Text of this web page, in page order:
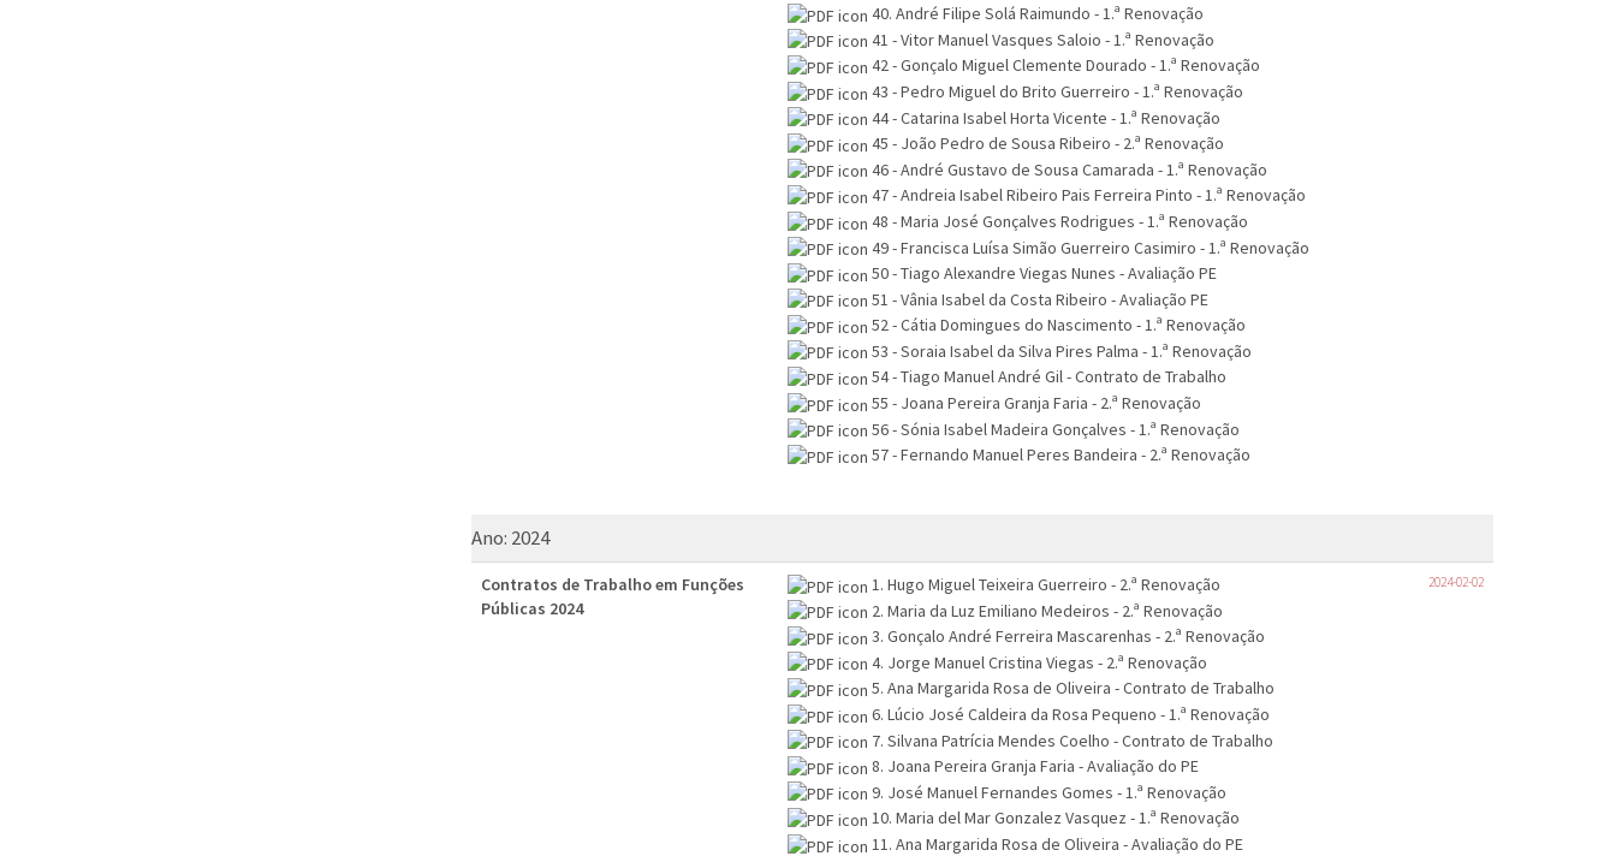
40. André Filipe Solá Raimundo - 1.ª Renovação
41 - Vitor Manuel Vasques Saloio - 1.ª Renovação
42 - Gonçalo Miguel Clemente Dourado - 1.ª Renovação
43 - Pedro Miguel do Brito Guerreiro - 1.ª Renovação
44 - Catarina Isabel Horta Vicente - 1.ª Renovação
45 - João Pedro de Sousa Ribeiro - 2.ª Renovação
46 - André Gustavo de Sousa Camarada - 1.ª Renovação
47 - Andreia Isabel Ribeiro Pais Ferreira Pinto - 1.ª Renovação
48 - Maria José Gonçalves Rodrigues - 1.ª Renovação
49 - Francisca Luísa Simão Guerreiro Casimiro - 1.ª Renovação
50 - Tiago Alexandre Viegas Nunes - Avaliação PE
51 - Vânia Isabel da Costa Ribeiro - Avaliação PE
52 - Cátia Domingues do Nascimento - 1.ª Renovação
53 - Soraia Isabel da Silva Pires Palma - 1.ª Renovação
54 - Tiago Manuel André Gil - Contrato de Trabalho
55 - Joana Pereira Granja Faria - 2.ª Renovação
56 - Sónia Isabel Madeira Gonçalves - 1.ª Renovação
57 - Fernando Manuel Peres Bandeira - 2.ª Renovação
Ano: 2024
Contratos de Trabalho em Funções
Públicas 2024
1. Hugo Miguel Teixeira Guerreiro - 2.ª Renovação
2. Maria da Luz Emiliano Medeiros - 2.ª Renovação
3. Gonçalo André Ferreira Mascarenhas - 2.ª Renovação
4. Jorge Manuel Cristina Viegas - 2.ª Renovação
5. Ana Margarida Rosa de Oliveira - Contrato de Trabalho
6. Lúcio José Caldeira da Rosa Pequeno - 1.ª Renovação
7. Silvana Patrícia Mendes Coelho - Contrato de Trabalho
8. Joana Pereira Granja Faria - Avaliação do PE
9. José Manuel Fernandes Gomes - 1.ª Renovação
10. Maria del Mar Gonzalez Vasquez - 1.ª Renovação
11. Ana Margarida Rosa de Oliveira - Avaliação do PE
2024-02-02